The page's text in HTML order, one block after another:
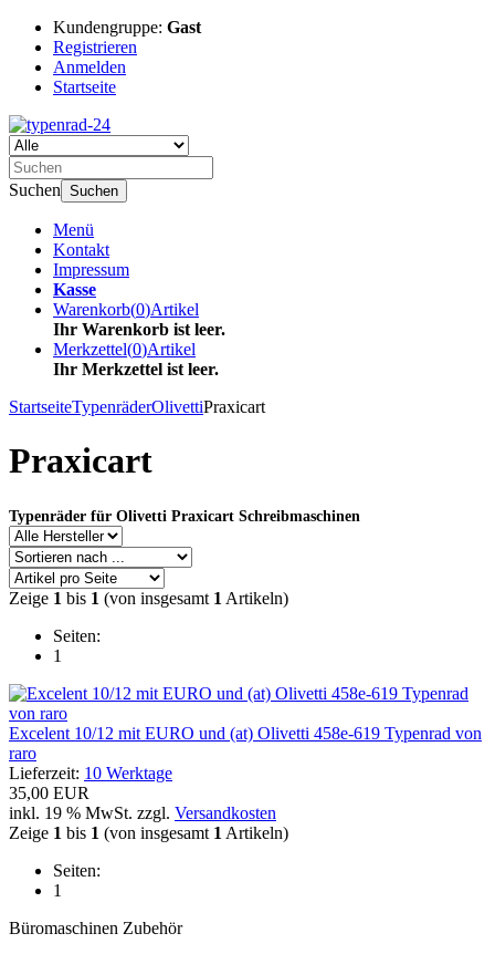
Kundengruppe: Gast
Registrieren
Anmelden
Startseite
Suchen Suchen
Menü
Kontakt
Impressum
Kasse
Warenkorb(0)Artikel
Ihr Warenkorb ist leer.
Merkzettel(0)Artikel
Ihr Merkzettel ist leer.
StartseiteTypenräderOlivettiPraxicart
Praxicart
Typenräder für Olivetti Praxicart Schreibmaschinen
Zeige 1 bis 1 (von insgesamt 1 Artikeln)
Seiten:
1
Excelent 10/12 mit EURO und (at) Olivetti 458e-619 Typenrad von
raro
Lieferzeit: 10 Werktage
35,00 EUR
inkl. 19 % MwSt. zzgl. Versandkosten
Zeige 1 bis 1 (von insgesamt 1 Artikeln)
Seiten:
1
Büromaschinen Zubehör